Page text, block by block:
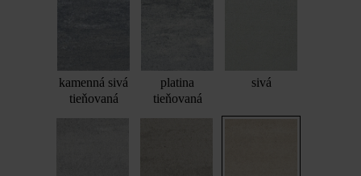
kamenná sivá
tieňovaná
platina
tieňovaná
sivá